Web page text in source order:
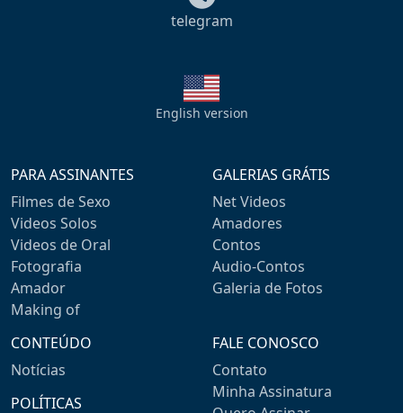
telegram
English version
PARA ASSINANTES
Filmes de Sexo
Videos Solos
Videos de Oral
Fotografia
Amador
Making of
GALERIAS GRÁTIS
Net Videos
Amadores
Contos
Audio-Contos
Galeria de Fotos
CONTEÚDO
Notícias
POLÍTICAS
FALE CONOSCO
Contato
Minha Assinatura